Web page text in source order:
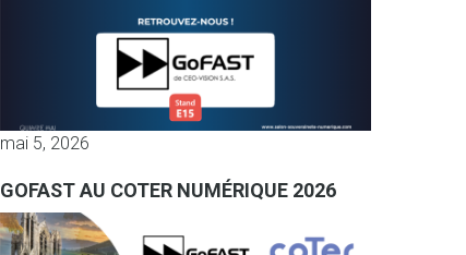
mai 5, 2026
GOFAST AU COTER NUMÉRIQUE 2026